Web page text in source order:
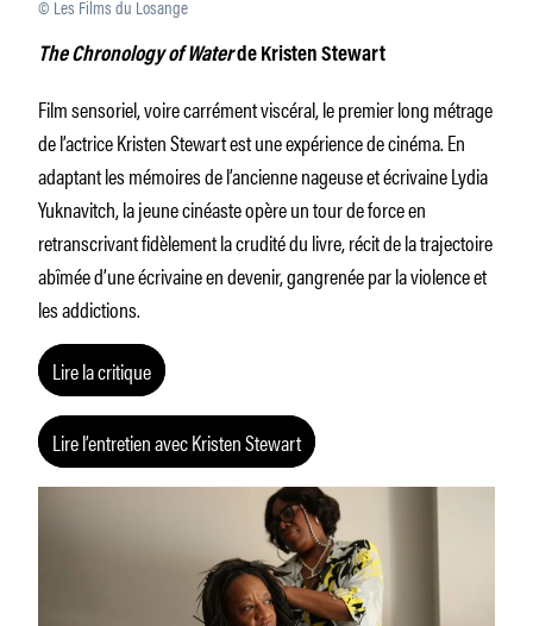
© Les Films du Losange
The Chronology of Waterde Kristen Stewart
Film sensoriel, voire carrément viscéral, le premier long métrage
de l’actrice Kristen Stewart est une expérience de cinéma. En
adaptant les mémoires de l’ancienne nageuse et écrivaine Lydia
Yuknavitch, la jeune cinéaste opère un tour de force en
retranscrivant fidèlement la crudité du livre, récit de la trajectoire
abîmée d’une écrivaine en devenir, gangrenée par la violence et
les addictions.
Lire la critique
Lire l’entretien avec Kristen Stewart